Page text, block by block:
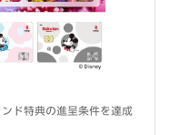
ド特典の進呈条件を達成